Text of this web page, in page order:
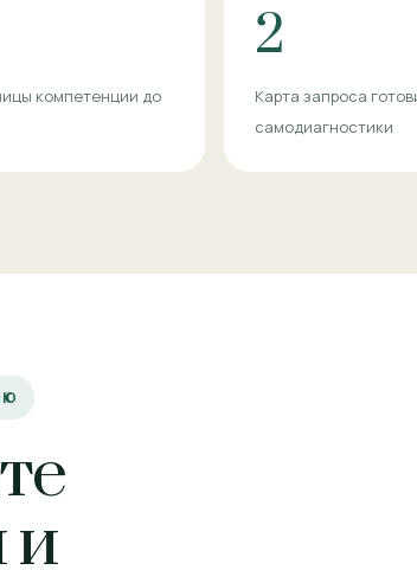
компетенции до
2
Карта запроса
самодиагностики
и